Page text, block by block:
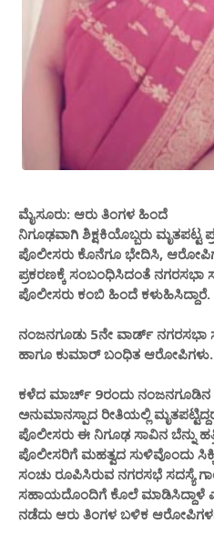
ಮೈಸೂರು: ಆರು ತಿಂಗಳ ಹಿಂದೆ
ನಿಗೂಢವಾಗಿ ಶಿಕ್ಷಕಿಯೊಬ್ಬರು ಮೃತಪಟ್ಟ
ಪೊಲೀಸರು ಕೊನೆಗೂ ಭೇದಿಸಿ,
ಪ್ರಕರಣಕ್ಕೆ ಸಂಬಂಧಿಸಿದಂತೆ ನಗರಸಭಾ
ಪೊಲೀಸರು ಕಂಬಿ ಹಿಂದೆ ಕಳುಹಿಸಿದ್ದಾರೆ.
ನಂಜನಗೂಡು 5ನೇ ವಾರ್ಡ್ ನಗರಸಭಾ
ಹಾಗೂ ಕುಮಾರ್ ಬಂಧಿತ ಆರೋಪಿಗಳು.
ಕಳೆದ ಮಾರ್ಚ್ 9ರಂದು
ಅನುಮಾನಸ್ಪಾದ ರೀತಿಯಲ್ಲಿ
ಪೊಲೀಸರು ಈ ನಿಗೂಢ ಸಾವಿನ ಬೆನ್ನು
ಪೊಲೀಸರಿಗೆ ಮಹತ್ವದ ಸುಳಿವೊಂದು
ಸಂಚು ರೂಪಿಸಿರುವ ನಗರಸಭೆ ಸದಸ್ಯೆ
ಸಹಾಯದೊಂದಿಗೆ ಕೊಲೆ ಮಾಡಿಸಿದ್ದಾಳೆ
ನಡೆದು ಆರು ತಿಂಗಳ ಬಳಿಕ